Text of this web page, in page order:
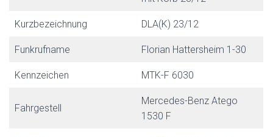
Kurzbezeichnung DLA(K) 23/12
Funkrufname Florian Hattersheim 1-30
Kennzeichen MTK-F 6030
Fahrgestell
Mercedes-Benz Atego
1530 F